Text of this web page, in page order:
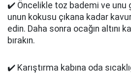
✔️ Öncelikle toz bademi ve unu
unun kokusu çıkana kadar
edin. Daha sonra ocağın altını
bırakın.
✔️ Karıştırma kabına oda